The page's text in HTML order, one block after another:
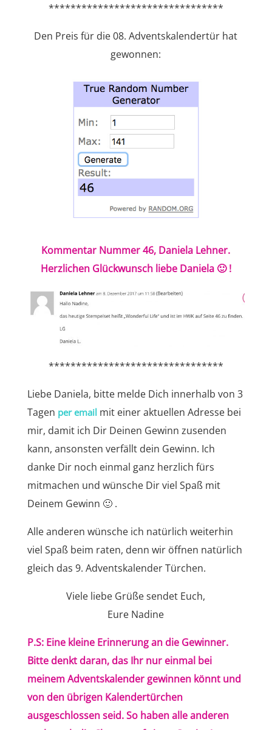
********************************
Den Preis für die 08. Adventskalendertür hat
gewonnen:
Kommentar Nummer 46, Daniela Lehner.
Herzlichen Glückwunsch liebe Daniela 🙂 !
********************************
Liebe Daniela, bitte melde Dich innerhalb von 3
Tagen per email mit einer aktuellen Adresse bei
mir, damit ich Dir Deinen Gewinn zusenden
kann, ansonsten verfällt dein Gewinn. Ich
danke Dir noch einmal ganz herzlich fürs
mitmachen und wünsche Dir viel Spaß mit
Deinem Gewinn 🙂 .
Alle anderen wünsche ich natürlich weiterhin
viel Spaß beim raten, denn wir öffnen natürlich
gleich das 9. Adventskalender Türchen.
Viele liebe Grüße sendet Euch,
Eure Nadine
P.S: Eine kleine Erinnerung an die Gewinner.
Bitte denkt daran, das Ihr nur einmal bei
meinem Adventskalender gewinnen könnt und
von den übrigen Kalendertürchen
ausgeschlossen seid. So haben alle anderen